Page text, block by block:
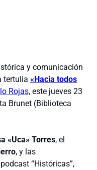
y comunicación
tertulia «Hacia todos
Rojas, este jueves 23
Brunet (Biblioteca
«Uca» Torres, el
, y las
“Históricas”,